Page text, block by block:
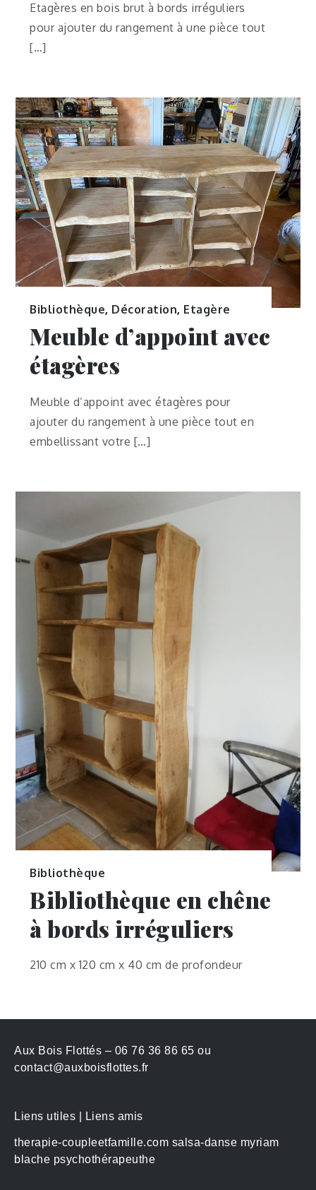
Etagères en bois brut à bords irréguliers
pour ajouter du rangement à une pièce tout
[…]
Bibliothèque, Décoration, Etagère
Meuble d’appoint avec
étagères
Meuble d’appoint avec étagères pour
ajouter du rangement à une pièce tout en
embellissant votre […]
Bibliothèque
Bibliothèque en chêne
à bords irréguliers
210 cm x 120 cm x 40 cm de profondeur
Aux Bois Flottés – 06 76 36 86 65 ou
contact@auxboisflottes.fr
Liens utiles | Liens amis
therapie-coupleetfamille.com salsa-danse myriam
blache psychothérapeuthe